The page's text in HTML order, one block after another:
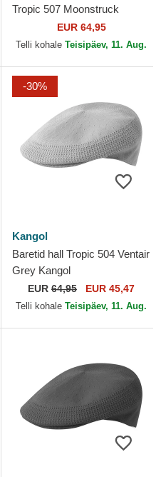
Tropic 507 Moonstruck
EUR 64,95
Telli kohale Teisipäev, 11. Aug.
-30%
Kangol
Baretid hall Tropic 504 Ventair
Grey Kangol
EUR 64,95 EUR 45,47
Telli kohale Teisipäev, 11. Aug.